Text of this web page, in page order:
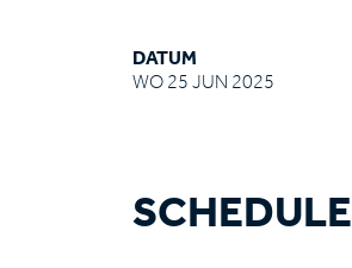
DATUM
WO 25 JUN 2025
SCHEDULE